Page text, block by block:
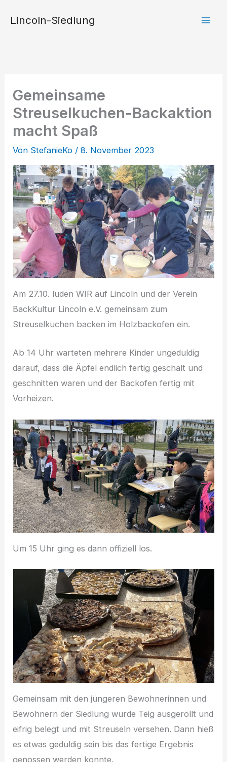
InhaltLincoln-Siedlung
Gemeinsame
Streuselkuchen-Backaktion
macht Spaß
Von StefanieKo /8. November 2023
Am 27.10. luden WIR auf Lincoln und der Verein
BackKultur Lincoln e.V. gemeinsam zum
Streuselkuchen backen im Holzbackofen ein.
Ab 14 Uhr warteten mehrere Kinder ungeduldig
darauf, dass die Äpfel endlich fertig geschält und
geschnitten waren und der Backofen fertig mit
Vorheizen.
Um 15 Uhr ging es dann offiziell los.
Gemeinsam mit den jüngeren Bewohnerinnen und
Bewohnern der Siedlung wurde Teig ausgerollt und
eifrig belegt und mit Streuseln versehen. Dann hieß
es etwas geduldig sein bis das fertige Ergebnis
genossen werden konnte.